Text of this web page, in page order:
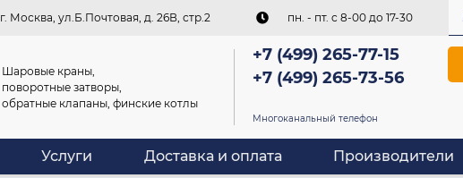
г. Москва, ул.Б.Почтовая, д. 26В, стр.2 пн. - пт. c 8-00 до 17-30
Шаровые краны,
поворотные затворы,
обратные клапаны, финские котлы
+7 (499) 265-77-15
+7 (499) 265-73-56
Многоканальный телефон
Услуги Доставка и оплата Производители